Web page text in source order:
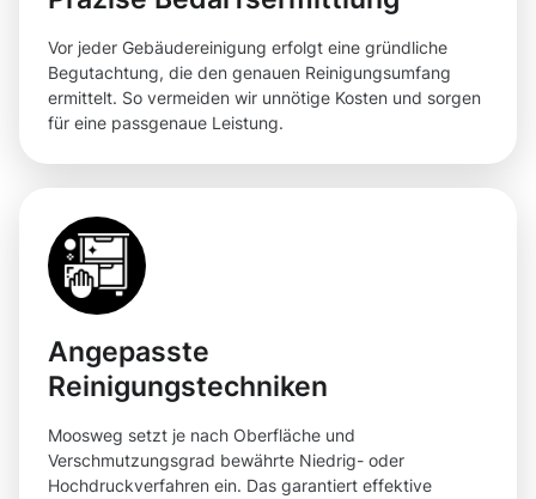
Vor jeder Gebäudereinigung erfolgt eine gründliche
Begutachtung, die den genauen Reinigungsumfang
ermittelt. So vermeiden wir unnötige Kosten und sorgen
für eine passgenaue Leistung.
Angepasste
Reinigungstechniken
Moosweg setzt je nach Oberfläche und
Verschmutzungsgrad bewährte Niedrig- oder
Hochdruckverfahren ein. Das garantiert effektive